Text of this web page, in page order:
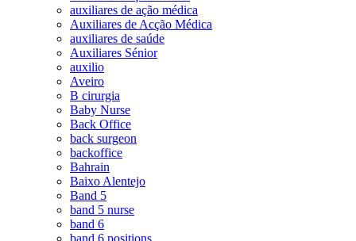
auxiliares de ação médica
Auxiliares de Acção Médica
auxiliares de saúde
Auxiliares Sénior
auxilio
Aveiro
B cirurgia
Baby Nurse
Back Office
back surgeon
backoffice
Bahrain
Baixo Alentejo
Band 5
band 5 nurse
band 6
band 6 positions